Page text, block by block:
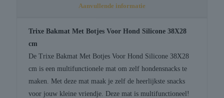
Aanvullende informatie
Trixe Bakmat Met Botjes Voor Hond Silicone 38X28
cm
De Trixe Bakmat Met Botjes Voor Hond Silicone 38X28
cm is een multifunctionele mat om zelf hondensnacks te
maken. Met deze mat maak je zelf de heerlijkste snacks
voor jouw kleine vriendje. Deze mat is multifunctioneel!